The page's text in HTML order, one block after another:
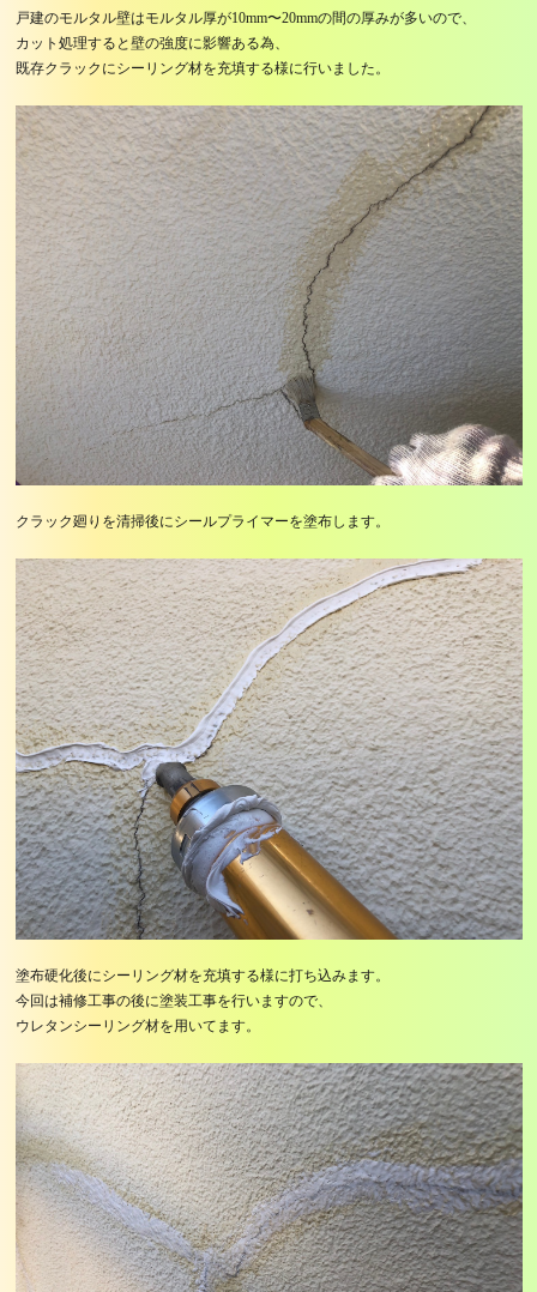
戸建のモルタル壁はモルタル厚が10mm〜20mmの間の厚みが多いので、
カット処理すると壁の強度に影響ある為、
既存クラックにシーリング材を充填する様に行いました。
クラック廻りを清掃後にシールプライマーを塗布します。
塗布硬化後にシーリング材を充填する様に打ち込みます。
今回は補修工事の後に塗装工事を行いますので、
ウレタンシーリング材を用いてます。